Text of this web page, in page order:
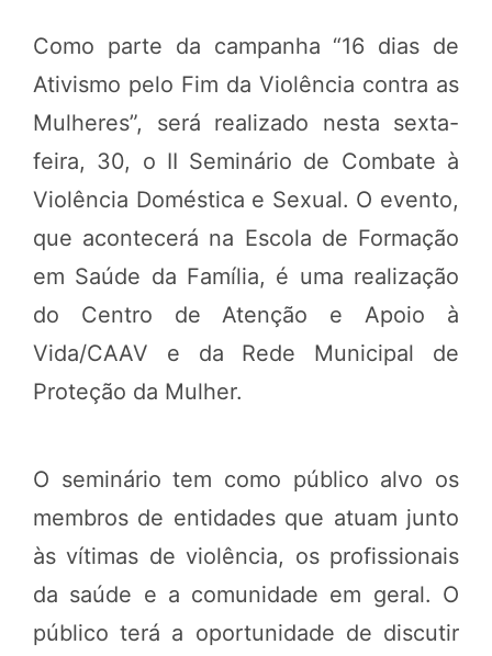
Como parte da campanha “16 dias de
Ativismo pelo Fim da Violência contra as
Mulheres”, será realizado nesta sexta-
feira, 30, o II Seminário de Combate à
Violência Doméstica e Sexual. O evento,
que acontecerá na Escola de Formação
em Saúde da Família, é uma realização
do Centro de Atenção e Apoio à
Vida/CAAV e da Rede Municipal de
Proteção da Mulher.
O seminário tem como público alvo os
membros de entidades que atuam junto
às vítimas de violência, os profissionais
da saúde e a comunidade em geral. O
público terá a oportunidade de discutir